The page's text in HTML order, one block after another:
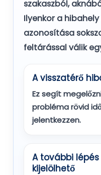
szakaszból,
Ilyenkor a
azonosítása
feltárással válik
A visszatérő
Ez segít
probléma rövid
jelentkezzen.
A további
kijelölhető